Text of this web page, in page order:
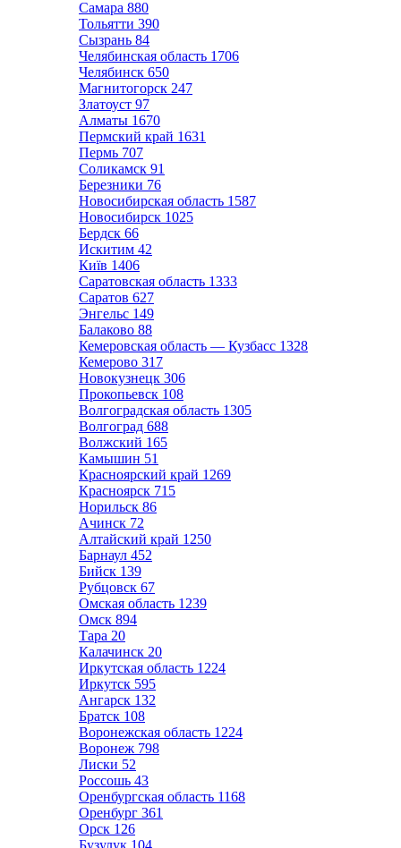
Самара 880
Тольятти 390
Сызрань 84
Челябинская область 1706
Челябинск 650
Магнитогорск 247
Златоуст 97
Алматы 1670
Пермский край 1631
Пермь 707
Соликамск 91
Березники 76
Новосибирская область 1587
Новосибирск 1025
Бердск 66
Искитим 42
Київ 1406
Саратовская область 1333
Саратов 627
Энгельс 149
Балаково 88
Кемеровская область — Кузбасс 1328
Кемерово 317
Новокузнецк 306
Прокопьевск 108
Волгоградская область 1305
Волгоград 688
Волжский 165
Камышин 51
Красноярский край 1269
Красноярск 715
Норильск 86
Ачинск 72
Алтайский край 1250
Барнаул 452
Бийск 139
Рубцовск 67
Омская область 1239
Омск 894
Тара 20
Калачинск 20
Иркутская область 1224
Иркутск 595
Ангарск 132
Братск 108
Воронежская область 1224
Воронеж 798
Лиски 52
Россошь 43
Оренбургская область 1168
Оренбург 361
Орск 126
Бузулук 104